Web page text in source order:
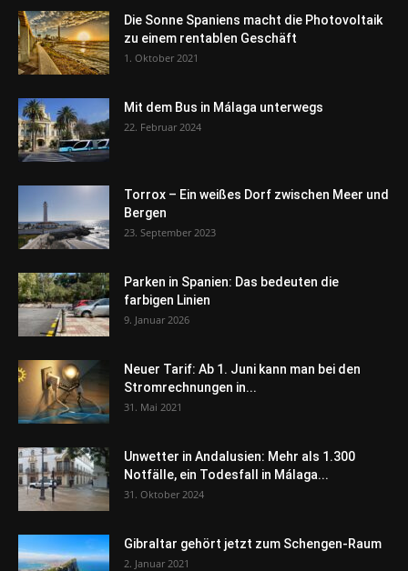
Die Sonne Spaniens macht die Photovoltaik
zu einem rentablen Geschäft
1. Oktober 2021
Mit dem Bus in Málaga unterwegs
22. Februar 2024
Torrox – Ein weißes Dorf zwischen Meer und
Bergen
23. September 2023
Parken in Spanien: Das bedeuten die
farbigen Linien
9. Januar 2026
Neuer Tarif: Ab 1. Juni kann man bei den
Stromrechnungen in...
31. Mai 2021
Unwetter in Andalusien: Mehr als 1.300
Notfälle, ein Todesfall in Málaga...
31. Oktober 2024
Gibraltar gehört jetzt zum Schengen-Raum
2. Januar 2021